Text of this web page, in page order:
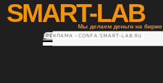
SMART-LAB
Мы делаем деньги на бирже
РЕКЛАМА • CONFA.SMART-LAB.RU